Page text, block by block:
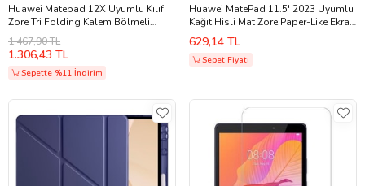
Huawei Matepad 12X Uyumlu Kılıf
Zore Tri Folding Kalem Bölmeli
Standlı Kılıf (Mor)
1.467,90 TL
1.306,43 TL
Sepette %11 İndirim
Huawei MatePad 11.5' 2023 Uyumlu
Kağıt Hisli Mat Zore Paper-Like Ekran
Koruyucu (Renksiz)
629,14 TL
Sepet Fiyatı